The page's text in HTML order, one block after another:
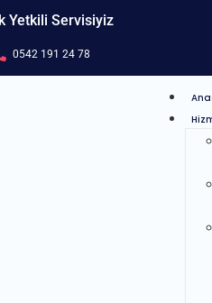
Yetkili Servisiyiz
0542 191 24 78